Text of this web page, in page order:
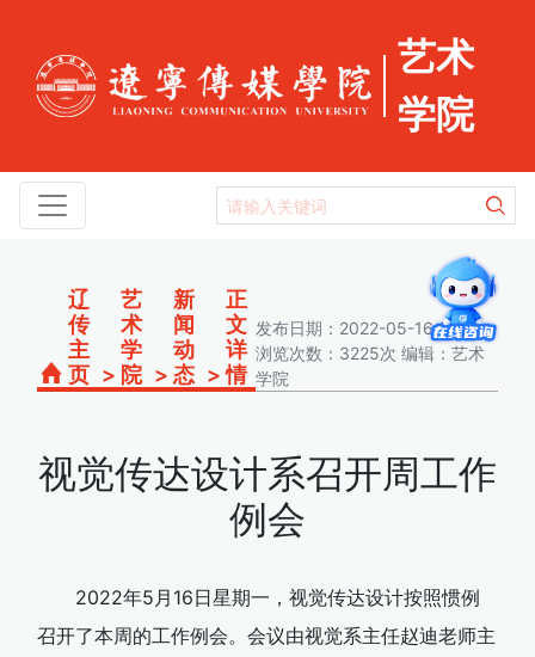
艺术
学院
辽
传
主
页 >
艺
术
学
院 >
新
闻
动
态 >
正
文
详
情
发布日期：2022-05-16 15:56
浏览次数：3225次 编辑：艺术
学院
视觉传达设计系召开周工作
例会
2022年5月16日星期一，视觉传达设计按照惯例
召开了本周的工作例会。会议由视觉系主任赵迪老师主